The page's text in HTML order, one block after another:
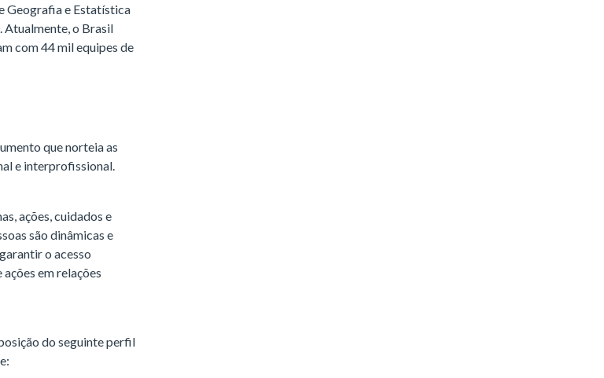
Geografia e Estatística
Atualmente, o Brasil
com 44 mil equipes de
que norteia as
e interprofissional.
ações, cuidados e
são dinâmicas e
o acesso
em relações
do seguinte perfil